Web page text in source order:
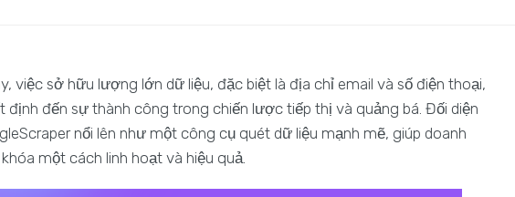
việc sở hữu lượng lớn dữ liệu, đặc biệt là địa chỉ email và số điện thoại,
đến sự thành công trong chiến lược tiếp thị và quảng bá. Đối diện
nổi lên như một công cụ quét dữ liệu mạnh mẽ, giúp doanh
một cách linh hoạt và hiệu quả.